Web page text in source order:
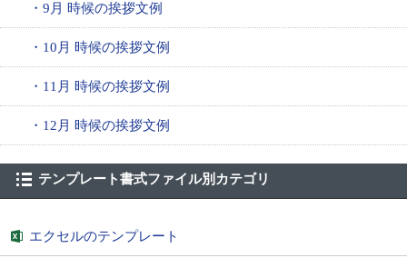
・9月 時候の挨拶文例
・10月 時候の挨拶文例
・11月 時候の挨拶文例
・12月 時候の挨拶文例
テンプレート書式ファイル別カテゴリ
エクセルのテンプレート